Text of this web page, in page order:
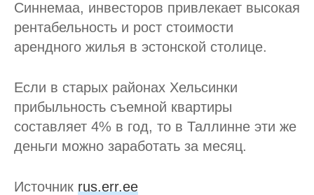
Синнемаа, инвесторов привлекает высокая
рентабельность и рост стоимости
арендного жилья в эстонской столице.
Если в старых районах Хельсинки
прибыльность съемной квартиры
составляет 4% в год, то в Таллинне эти же
деньги можно заработать за месяц.
Источник rus.err.ee